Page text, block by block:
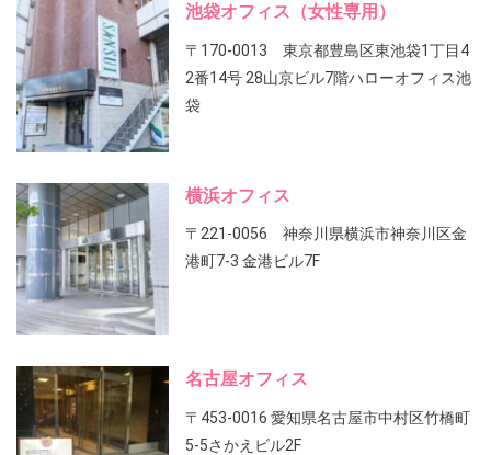
池袋オフィス（女性専用）
〒170-0013 東京都豊島区東池袋1丁目4
2番14号 28山京ビル7階ハローオフィス池
袋
横浜オフィス
〒221-0056 神奈川県横浜市神奈川区金
港町7-3 金港ビル7F
名古屋オフィス
〒453-0016 愛知県名古屋市中村区竹橋町
5-5さかえビル2F